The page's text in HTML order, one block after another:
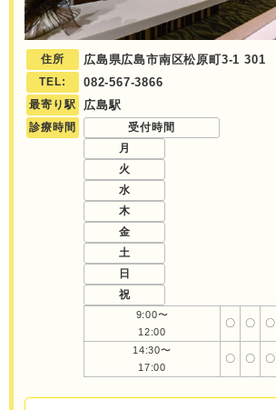
住所 広島県広島市南区松原町3-1 301
TEL: 082-567-3866
最寄り駅 広島駅
診療時間
受付時間
月
火
水
木
金
土
日
祝
9:00〜
12:00
〇 〇 〇
14:30〜
17:00
〇 〇 〇